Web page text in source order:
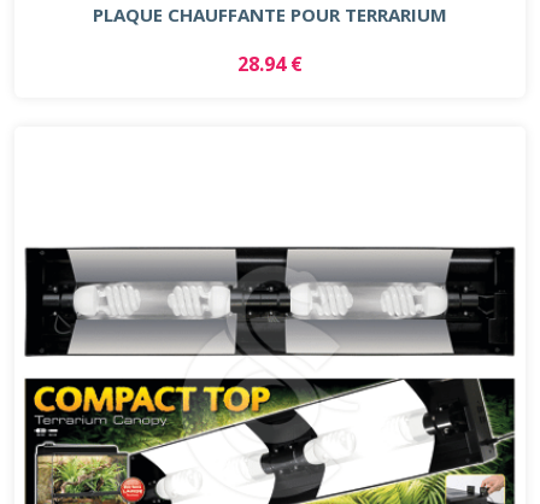
PLAQUE CHAUFFANTE POUR TERRARIUM
28.94 €